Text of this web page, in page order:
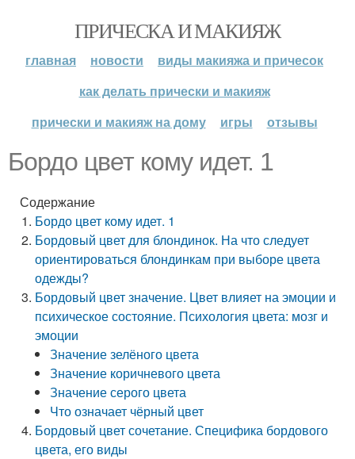
ПРИЧЕСКА И МАКИЯЖ
главная новости
виды макияжа и причесок
как делать прически и макияж
прически и макияж на дому
игры отзывы
Бордо цвет кому идет. 1
Содержание
Бордо цвет кому идет. 1
Бордовый цвет для блондинок. На что следует
ориентироваться блондинкам при выборе цвета
одежды?
Бордовый цвет значение. Цвет влияет на эмоции и
психическое состояние. Психология цвета: мозг и
эмоции
Значение зелёного цвета
Значение коричневого цвета
Значение серого цвета
Что означает чёрный цвет
Бордовый цвет сочетание. Специфика бордового
цвета, его виды